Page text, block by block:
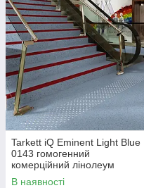
Tarkett iQ Eminent Light Blue
0143 гомогенний
комерційний лінолеум
В наявності